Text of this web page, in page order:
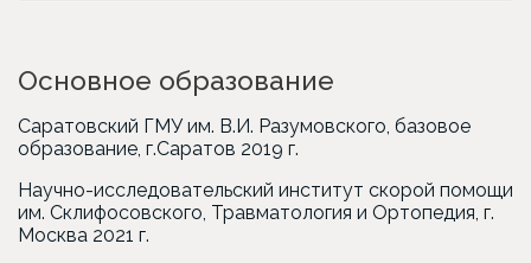
Основное образование
Саратовский ГМУ им. В.И. Разумовского, базовое
образование, г.Саратов 2019 г.
Научно-исследовательский институт скорой помощи
им. Склифосовского, Травматология и Ортопедия, г.
Москва 2021 г.